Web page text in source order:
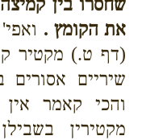
את הקומץ .
(דף ט.) מקטיר
שיריים
והכי קאמר אין
מקטירין